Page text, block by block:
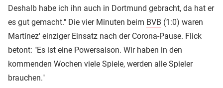
Deshalb habe ich ihn auch in Dortmund gebracht, da hat er
es gut gemacht." Die vier Minuten beim BVB (1:0) waren
Martínez' einziger Einsatz nach der Corona-Pause. Flick
betont: "Es ist eine Powersaison. Wir haben in den
kommenden Wochen viele Spiele, werden alle Spieler
brauchen."